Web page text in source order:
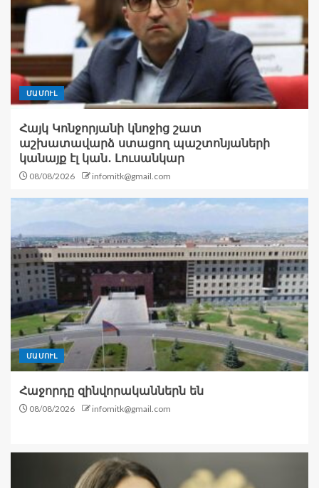
ՄԱՄՈՒԼ
Հայկ Կոնջորյանի կնոջից շատ
աշխատավարձ ստացող պաշտոնյաների
կանայք էլ կան․ Լուսանկար
08/08/2026 infomitk@gmail.com
ՄԱՄՈՒԼ
Հաջորդը զինվորականներն են
08/08/2026 infomitk@gmail.com